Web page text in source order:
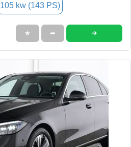
105 kw (143 PS)
★ ➦ ➜